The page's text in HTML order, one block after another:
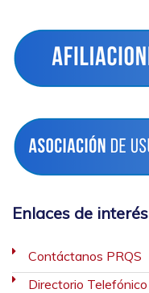
Enlaces de interés
Contáctanos PRQS
Directorio Telefónico